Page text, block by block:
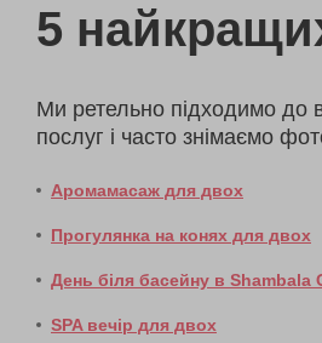
5
Ми ретельно підходимо до
послуг і часто знімаємо
Аромамасаж для двох
Прогулянка на конях для двох
День біля басейну в Shambala
SPA вечір для двох